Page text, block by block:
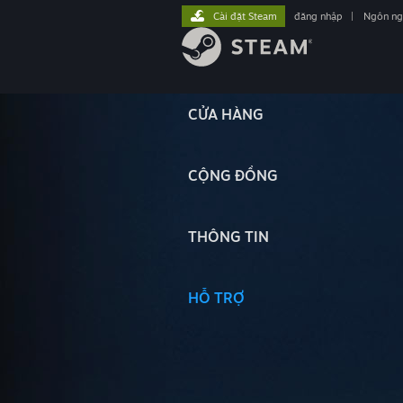
CỬA HÀNG
CỘNG ĐỒNG
THÔNG TIN
HỖ TRỢ
Cài đặt Steam đăng nhập Ngôn